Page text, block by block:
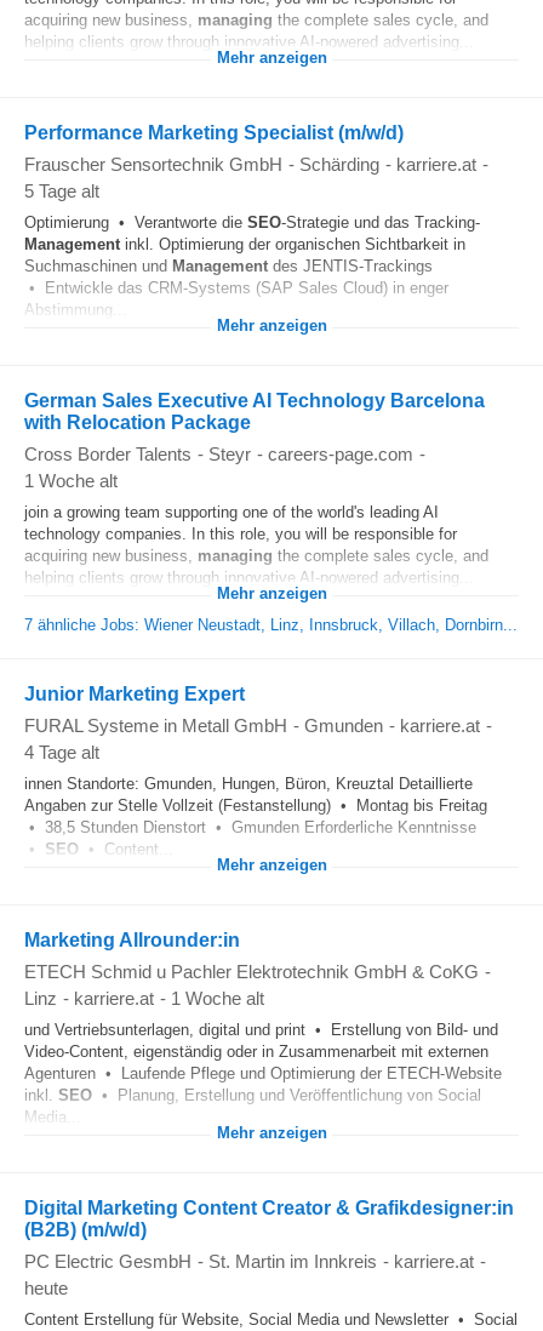
acquiring new business, managing the complete sales cycle, and
helping clients grow through innovative AI-powered advertising...
Mehr anzeigen
Performance Marketing Specialist (m/w/d)
Frauscher Sensortechnik GmbH - Schärding - karriere.at -
5 Tage alt
Optimierung • Verantworte die SEO-Strategie und das Tracking-
Managementinkl. Optimierung der organischen Sichtbarkeit in
Suchmaschinen und Management des JENTIS-Trackings
• Entwickle das CRM-Systems (SAP Sales Cloud) in enger
Abstimmung...
Mehr anzeigen
German Sales Executive AI Technology Barcelona
with Relocation Package
Cross Border Talents - Steyr - careers-page.com -
1 Woche alt
join a growing team supporting one of the world's leading AI
technology companies. In this role, you will be responsible for
acquiring new business, managing the complete sales cycle, and
helping clients grow through innovative AI-powered advertising...
Mehr anzeigen
7 ähnliche Jobs: Wiener Neustadt, Linz, Innsbruck, Villach, Dornbirn...
Junior Marketing Expert
FURAL Systeme in Metall GmbH - Gmunden - karriere.at -
4 Tage alt
innen Standorte: Gmunden, Hungen, Büron, Kreuztal Detaillierte
Angaben zur Stelle Vollzeit (Festanstellung) • Montag bis Freitag
• 38,5 Stunden Dienstort • Gmunden Erforderliche Kenntnisse
• SEO • Content...
Mehr anzeigen
Marketing Allrounder:in
ETECH Schmid u Pachler Elektrotechnik GmbH & CoKG -
Linz - karriere.at - 1 Woche alt
und Vertriebsunterlagen, digital und print • Erstellung von Bild- und
Video-Content, eigenständig oder in Zusammenarbeit mit externen
Agenturen • Laufende Pflege und Optimierung der ETECH-Website
inkl. SEO • Planung, Erstellung und Veröffentlichung von Social
Media...
Mehr anzeigen
Digital Marketing Content Creator & Grafikdesigner:in
(B2B) (m/w/d)
PC Electric GesmbH - St. Martin im Innkreis - karriere.at -
heute
Content Erstellung für Website, Social Media und Newsletter • Social